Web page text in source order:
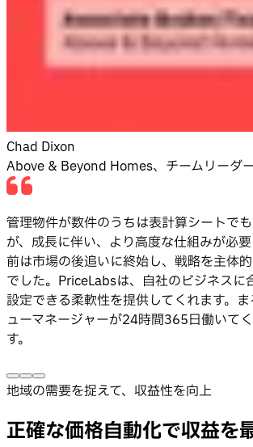
Chad Dixon
Above & Beyond Homes、チームリーダ
管理物件が数件のうちは表計算シートで
が、成長に伴い、より高度な仕組みが必
前は市場の後追いに終始し、戦略を主体
でした。PriceLabsは、自社のビジネスに
設定できる柔軟性を提供してくれます。
ューマネージャーが24時間365日働いて
す。
地域の需要を捉えて、収益性を向上
正確な価格自動化で収益を